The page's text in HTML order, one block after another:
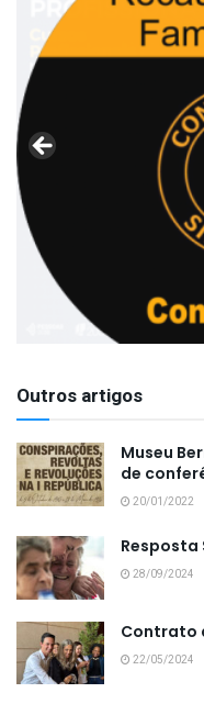
Outros artigos
Museu
de
20/01/2022
Resposta
28/09/2024
Contrato
22/05/2024